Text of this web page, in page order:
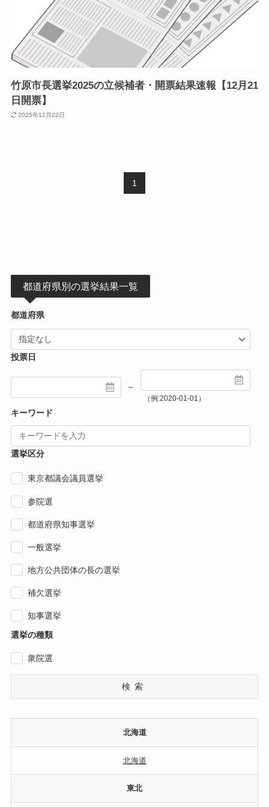
竹原市長選挙2025の立候補者・開票結果速報【12月21
日開票】
2025年12月22日
1
都道府県別の選挙結果一覧
都道府県
投票日
～
（例:2020-01-01）
キーワード
選挙区分
東京都議会議員選挙
参院選
都道府県知事選挙
一般選挙
地方公共団体の長の選挙
補欠選挙
知事選挙
選挙の種類
衆院選
検索
北海道
北海道
東北